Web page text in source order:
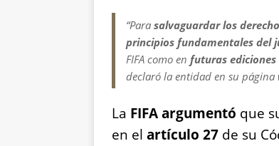
“Para salvaguardar los
principios fundamentales del
FIFA como en futuras ediciones
declaró la entidad en su página
La FIFA argumentó que
en el artículo 27 de su